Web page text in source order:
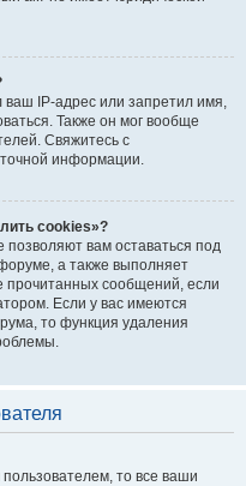
ваш IP-адрес или запретил имя,
Также он мог вообще
Свяжитесь с
информации.
cookies»?
вам оставаться под
а также выполняет
прочитанных сообщений, если
Если у вас имеются
то функция удаления
то все ваши